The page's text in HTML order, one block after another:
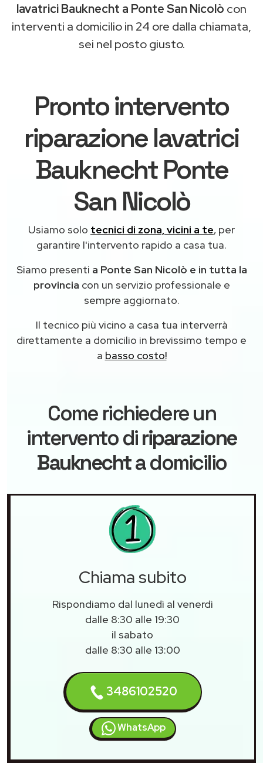
lavatrici Bauknecht a Ponte San Nicolò con
interventi a domicilio in 24 ore dalla chiamata,
sei nel posto giusto.
Pronto intervento
riparazione lavatrici
Bauknecht Ponte
San Nicolò
Usiamo solo tecnici di zona, vicini a te, per
garantire l'intervento rapido a casa tua.
Siamo presenti a Ponte San Nicolò e in tutta la
provincia con un servizio professionale e
sempre aggiornato.
Il tecnico più vicino a casa tua interverrà
direttamente a domicilio in brevissimo tempo e
a basso costo!
Come richiedere un
intervento diriparazione
Bauknechta domicilio
Chiama subito
Rispondiamo dal lunedì al venerdì
dalle 8:30 alle 19:30
il sabato
dalle 8:30 alle 13:00
3486102520
WhatsApp